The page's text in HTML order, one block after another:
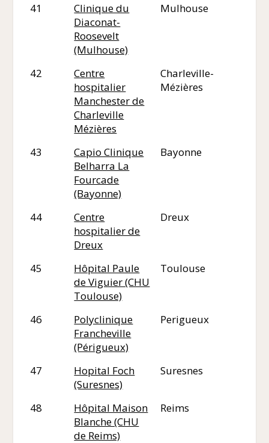
41
Clinique du
Diaconat-
Roosevelt
(Mulhouse)
Mulhouse
42
Centre
hospitalier
Manchester de
Charleville
Mézières
Charleville-
Mézières
43
Capio Clinique
Belharra La
Fourcade
(Bayonne)
Bayonne
44
Centre
hospitalier de
Dreux
Dreux
45
Hôpital Paule
de Viguier (CHU
Toulouse)
Toulouse
46
Polyclinique
Francheville
(Périgueux)
Perigueux
47
Hopital Foch
(Suresnes)
Suresnes
48
Hôpital Maison
Blanche (CHU
de Reims)
Reims